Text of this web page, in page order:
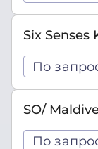
Six Senses
По
SO/
По